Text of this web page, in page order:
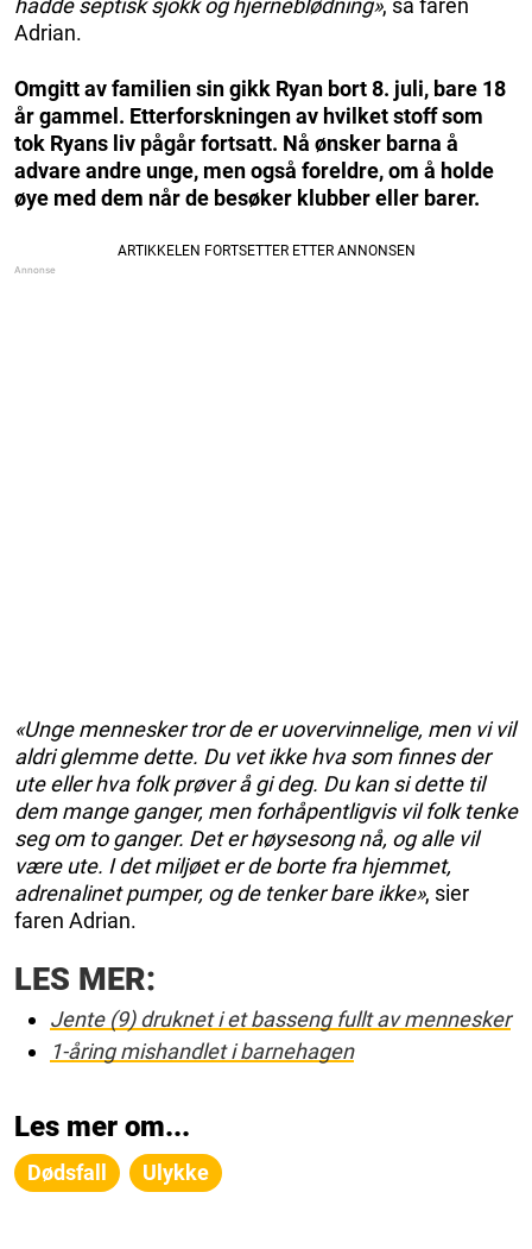
hadde septisk sjokk og hjerneblødning», sa faren
Adrian.
Omgitt av familien sin gikk Ryan bort 8. juli, bare 18
år gammel. Etterforskningen av hvilket stoff som
tok Ryans liv pågår fortsatt. Nå ønsker barna å
advare andre unge, men også foreldre, om å holde
øye med dem når de besøker klubber eller barer.
«Unge mennesker tror de er uovervinnelige, men vi vil
aldri glemme dette. Du vet ikke hva som finnes der
ute eller hva folk prøver å gi deg. Du kan si dette til
dem mange ganger, men forhåpentligvis vil folk tenke
seg om to ganger. Det er høysesong nå, og alle vil
være ute. I det miljøet er de borte fra hjemmet,
adrenalinet pumper, og de tenker bare ikke», sier
faren Adrian.
LES MER:
Jente (9) druknet i et basseng fullt av mennesker
1-åring mishandlet i barnehagen
Les mer om...
Dødsfall Ulykke